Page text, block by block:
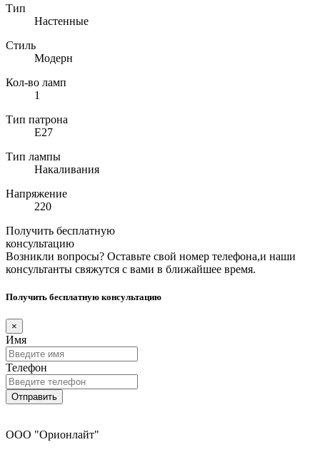
Тип
Настенные
Стиль
Модерн
Кол-во ламп
1
Тип патрона
E27
Тип лампы
Накаливания
Напряжение
220
Получить бесплатную
консультацию
Возникли вопросы? Оставьте свой номер телефона,и наши
консультанты свяжутся с вами в ближайшее время.
Получить бесплатную консультацию
×
Имя
Телефон
Отправить
ООО "Орионлайт"